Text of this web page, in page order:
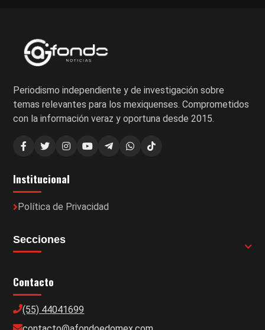
Periodismo independiente y de investigación sobre
temas relevantes para los mexiquenses. Comprometidos
con la información veraz y oportuna desde 2015.
Institucional
Política de Privacidad
Secciones
Contacto
(55) 44041699